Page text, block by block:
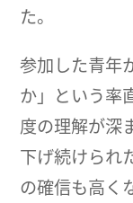
た。
参加した青年
か」という率
度の理解が深
下げ続けられ
の確信も高く